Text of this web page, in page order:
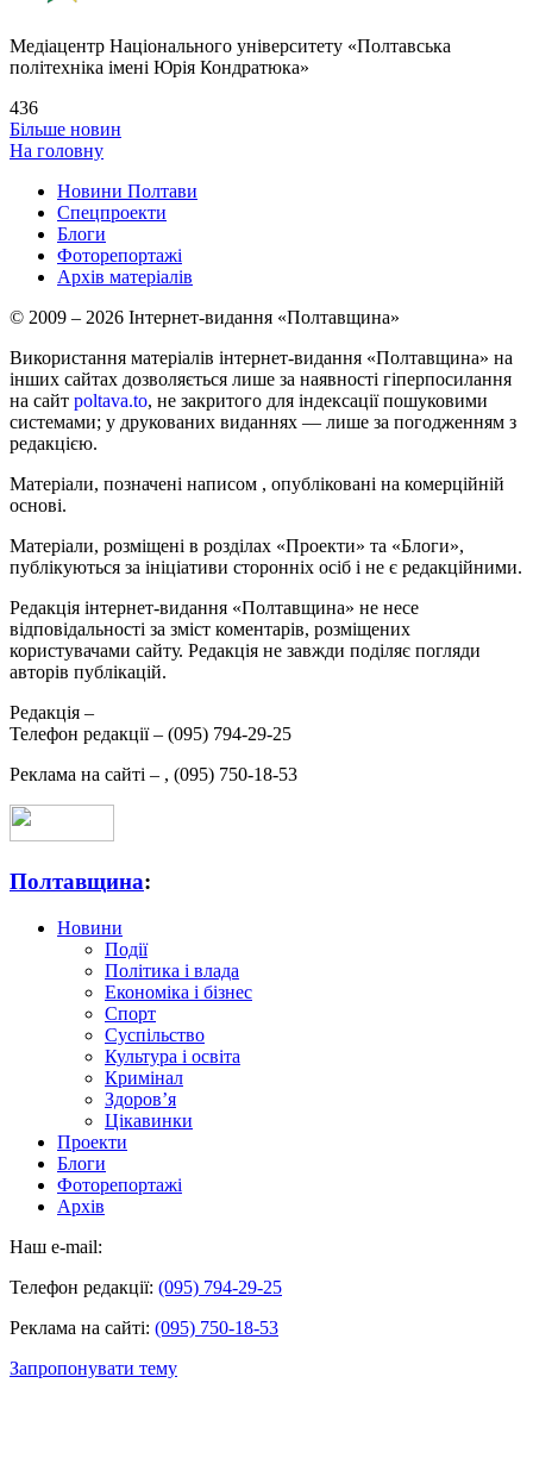
Медіацентр Національного університету «Полтавська
політехніка імені Юрія Кондратюка»
436
Більше новин
На головну
Новини Полтави
Спецпроекти
Блоги
Фоторепортажі
Архів матеріалів
© 2009 – 2026 Інтернет-видання «Полтавщина»
Використання матеріалів інтернет-видання «Полтавщина» на
інших сайтах дозволяється лише за наявності гіперпосилання
на сайт poltava.to, не закритого для індексації пошуковими
системами; у друкованих виданнях — лише за погодженням з
редакцією.
Матеріали, позначені написом , опубліковані на комерційній
основі.
Матеріали, розміщені в розділах «Проекти» та «Блоги»,
публікуються за ініціативи сторонніх осіб і не є редакційними.
Редакція інтернет-видання «Полтавщина» не несе
відповідальності за зміст коментарів, розміщених
користувачами сайту. Редакція не завжди поділяє погляди
авторів публікацій.
Редакція –
Телефон редакції – (095) 794-29-25
Реклама на сайті – , (095) 750-18-53
Полтавщина:
Новини
Події
Політика і влада
Економіка і бізнес
Спорт
Суспільство
Культура і освіта
Кримінал
Здоров’я
Цікавинки
Проекти
Блоги
Фоторепортажі
Архів
Наш e-mail:
Телефон редакції: (095) 794-29-25
Реклама на сайті: (095) 750-18-53
Запропонувати тему